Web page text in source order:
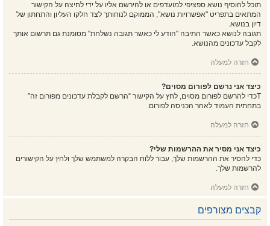
תוכל להוסיף נושא ספציפי למועדפים או להירשם אליו על ידי לחיצה על הקישור
המתאים בתפריט "אפשרויות נושא", הממוקם לנוחותך לצד חלקו העליון והתחתון של
דיון בנושא.
תגובה לנושא כאשר התיבה "הודע לי כאשר תגובה נשלחת" מסומנת גם תרשום אותך
לקבל עדכונים מהנושא.
חזרה למעלה
כיצד אני נרשם לפורום מסוים?
Tכדי להרשם לפורום מסוים, לחץ על הקישור “הרשם לקבלת עדכונים מפורום זה”
בתחתית העמוד לאחר הכניסה לפורום.
חזרה למעלה
כיצד אני מסיר את ההרשמות שלי?
כדי להסיר את ההרשמות שלך, עבור ללוח הבקרה למשתמש שלך ולחץ על הקישורים
להרשמות שלך.
חזרה למעלה
קבצים מצורפים